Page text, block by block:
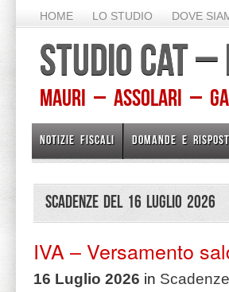
HOME LO STUDIO DOVE
STUDIO CAT
Mauri – Assolari –
NOTIZIE FISCALI DOMANDE E
Scadenze del 16 Luglio 2026
IVA – Versamento
16 Luglio 2026 in Scadenze